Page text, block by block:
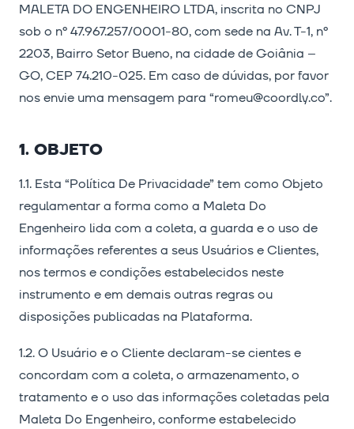
MALETA DO ENGENHEIRO LTDA, inscrita no CNPJ
sob o nº 47.967.257/0001-80, com sede na Av. T-1, nº
2203, Bairro Setor Bueno, na cidade de Goiânia –
GO, CEP 74.210-025. Em caso de dúvidas, por favor
nos envie uma mensagem para “romeu@coordly.co”.
1. OBJETO
1.1. Esta “Política De Privacidade” tem como Objeto
regulamentar a forma como a Maleta Do
Engenheiro lida com a coleta, a guarda e o uso de
informações referentes a seus Usuários e Clientes,
nos termos e condições estabelecidos neste
instrumento e em demais outras regras ou
disposições publicadas na Plataforma.
1.2. O Usuário e o Cliente declaram-se cientes e
concordam com a coleta, o armazenamento, o
tratamento e o uso das informações coletadas pela
Maleta Do Engenheiro, conforme estabelecido